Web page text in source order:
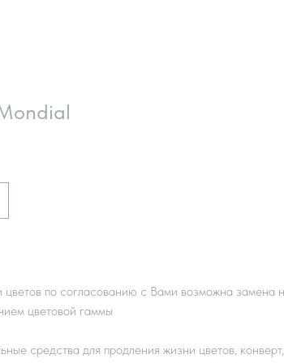
по согласованию с Вами возможна замена
цветовой гаммы
средства для продления жизни цветов,